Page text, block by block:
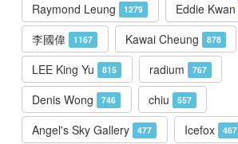
Raymond Leung 1279 Eddie Kwan
李國偉 1167 Kawai Cheung 878
LEE King Yu 815 radium 767
Denis Wong 746 chiu 557
Angel's Sky Gallery 477 Icefox 467